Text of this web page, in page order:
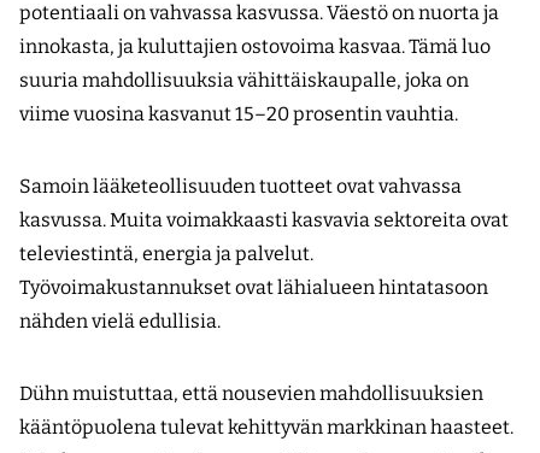
potentiaali on vahvassa kasvussa. Väestö on nuorta ja
innokasta, ja kuluttajien ostovoima kasvaa. Tämä luo
suuria mahdollisuuksia vähittäiskaupalle, joka on
viime vuosina kasvanut 15–20 prosentin vauhtia.
Samoin lääketeollisuuden tuotteet ovat vahvassa
kasvussa. Muita voimakkaasti kasvavia sektoreita ovat
televiestintä, energia ja palvelut.
Työvoimakustannukset ovat lähialueen hintatasoon
nähden vielä edullisia.
Dühn muistuttaa, että nousevien mahdollisuuksien
kääntöpuolena tulevat kehittyvän markkinan haasteet.